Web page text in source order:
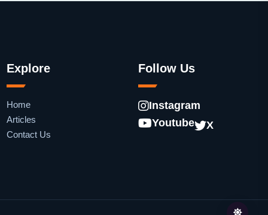
Explore
Home
Articles
Contact Us
Follow Us
Instagram
Youtube
X